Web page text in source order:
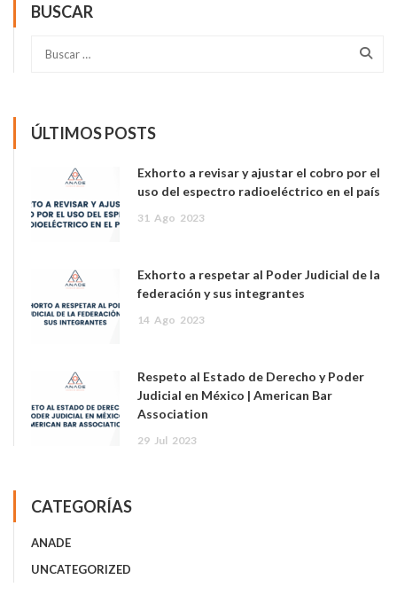
BUSCAR
ÚLTIMOS POSTS
Exhorto a revisar y ajustar el cobro por el
uso del espectro radioeléctrico en el país
31 Ago 2023
Exhorto a respetar al Poder Judicial de la
federación y sus integrantes
14 Ago 2023
Respeto al Estado de Derecho y Poder
Judicial en México | American Bar
Association
29 Jul 2023
CATEGORÍAS
ANADE
UNCATEGORIZED